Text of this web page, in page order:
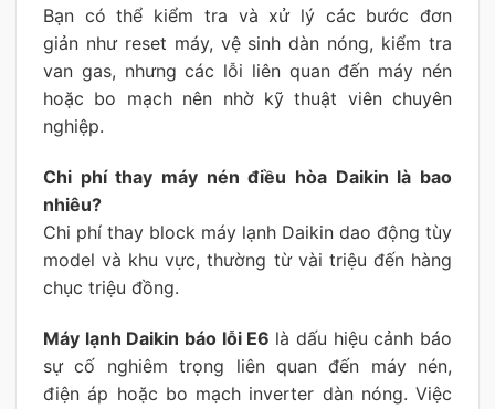
Bạn có thể kiểm tra và xử lý các bước đơn
giản như reset máy, vệ sinh dàn nóng, kiểm tra
van gas, nhưng các lỗi liên quan đến máy nén
hoặc bo mạch nên nhờ kỹ thuật viên chuyên
nghiệp.
Chi phí thay máy nén điều hòa Daikin là bao
nhiêu?
Chi phí thay block máy lạnh Daikin dao động tùy
model và khu vực, thường từ vài triệu đến hàng
chục triệu đồng.
Máy lạnh Daikin báo lỗi E6 là dấu hiệu cảnh báo
sự cố nghiêm trọng liên quan đến máy nén,
điện áp hoặc bo mạch inverter dàn nóng. Việc